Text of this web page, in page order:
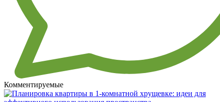
Комментируемые